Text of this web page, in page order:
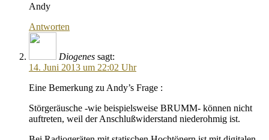
Andy
Antworten
Diogenes sagt:
14. Juni 2013 um 22:02 Uhr
Eine Bemerkung zu Andy’s Frage :
Störgeräusche -wie beispielsweise BRUMM- können nicht
auftreten, weil der Anschlußwiderstand niederohmig ist.